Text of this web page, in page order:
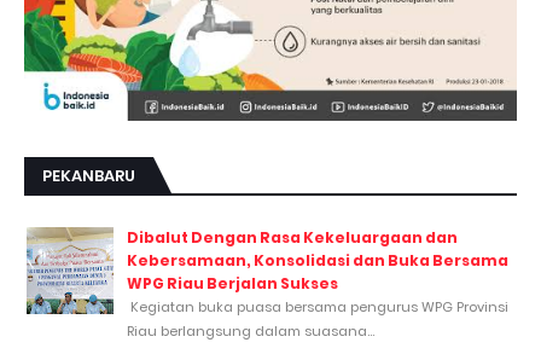
PEKANBARU
Dibalut Dengan Rasa Kekeluargaan dan
Kebersamaan, Konsolidasi dan Buka Bersama
WPG Riau Berjalan Sukses
Kegiatan buka puasa bersama pengurus WPG Provinsi
Riau berlangsung dalam suasana...